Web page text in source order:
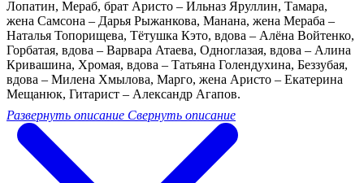
Лопатин, Мераб, брат Аристо – Ильназ Яруллин, Тамара,
жена Самсона – Дарья Рыжанкова, Манана, жена Мераба –
Наталья Топорищева, Тётушка Кэто, вдова – Алёна Войтенко,
Горбатая, вдова – Варвара Атаева, Одноглазая, вдова – Алина
Кривашина, Хромая, вдова – Татьяна Голендухина, Беззубая,
вдова – Милена Хмылова, Марго, жена Аристо – Екатерина
Мещанюк, Гитарист – Александр Агапов.
Развернуть описание Свернуть описание